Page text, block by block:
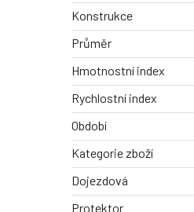
Konstrukce
Průměr
Hmotnostní index
Rychlostní index
Období
Kategorie zboží
Dojezdová
Protektor